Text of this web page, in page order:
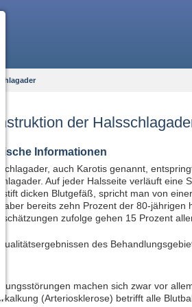
der
Informationen
auch Karotis genannt,
Auf jeder Halsseite verläuft eine
dicken Blutgefäß, spricht man von
aber bereits zehn Prozent der 80-jährigen
zufolge gehen 15 Prozent
des
machen sich zwar vor
(Arteriosklerose) betrifft alle